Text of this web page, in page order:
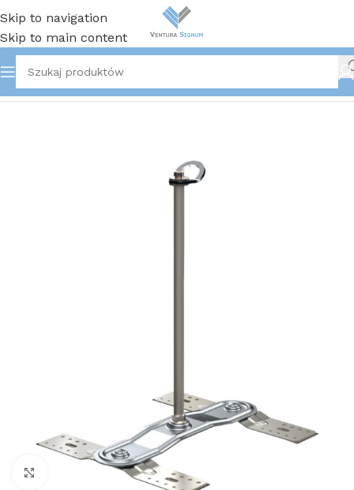
Skip to navigation
Skip to main content
Strona główna
Kliknij aby powiększyć